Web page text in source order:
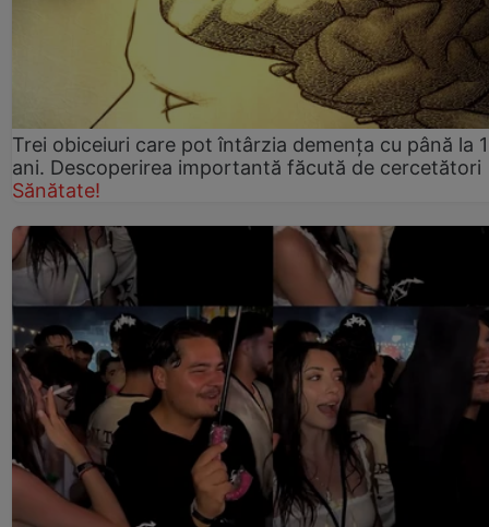
Trei obiceiuri care pot întârzia demența cu până la
ani. Descoperirea importantă făcută de cercetători
Sănătate!